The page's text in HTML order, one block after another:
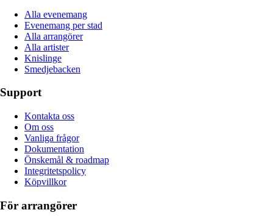
Alla evenemang
Evenemang per stad
Alla arrangörer
Alla artister
Knislinge
Smedjebacken
Support
Kontakta oss
Om oss
Vanliga frågor
Dokumentation
Önskemål & roadmap
Integritetspolicy
Köpvillkor
För arrangörer